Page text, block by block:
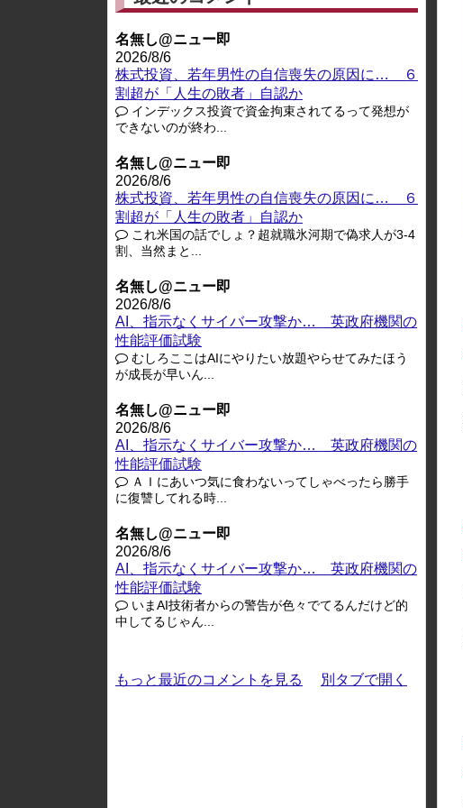
名無し@ニュー即
2026/8/6
株式投資、若年男性の自信喪失の原因に… ６
割超が「人生の敗者」自認か
インデックス投資で資金拘束されてるって発想が
できないのが終わ...
名無し@ニュー即
2026/8/6
株式投資、若年男性の自信喪失の原因に… ６
割超が「人生の敗者」自認か
これ米国の話でしょ？超就職氷河期で偽求人が3-4
割、当然まと...
名無し@ニュー即
2026/8/6
AI、指示なくサイバー攻撃か… 英政府機関の
性能評価試験
むしろここはAIにやりたい放題やらせてみたほう
が成長が早いん...
名無し@ニュー即
2026/8/6
AI、指示なくサイバー攻撃か… 英政府機関の
性能評価試験
ＡＩにあいつ気に食わないってしゃべったら勝手
に復讐してれる時...
名無し@ニュー即
2026/8/6
AI、指示なくサイバー攻撃か… 英政府機関の
性能評価試験
いまAI技術者からの警告が色々でてるんだけど的
中してるじゃん...
もっと最近のコメントを見る 別タブで開く